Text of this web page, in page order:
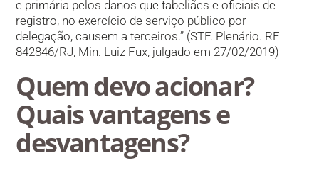
e primária pelos danos que tabeliães e oficiais de
registro, no exercício de serviço público por
delegação, causem a terceiros.” (STF. Plenário. RE
842846/RJ, Min. Luiz Fux, julgado em 27/02/2019)
Quem devo acionar?
Quais vantagens e
desvantagens?